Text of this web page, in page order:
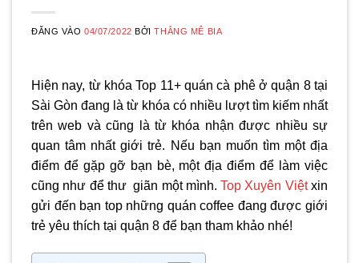
ĐĂNG VÀO04/07/2022 BỞITHẮNG MÊ BIA
Hiện nay, từ khóa Top 11+ quán cà phê ở quận 8 tại
Sài Gòn đang là từ khóa có nhiều lượt tìm kiếm nhất
trên web và cũng là từ khóa nhận được nhiều sự
quan tâm nhất giới trẻ. Nếu bạn muốn tìm một địa
điểm để gặp gỡ bạn bè, một địa điểm để làm việc
cũng như để thư giãn một mình.Top Xuyên Việtxin
gửi đến bạn top những quán coffee đang được giới
trẻ yêu thích tại quận 8 để bạn tham khảo nhé!